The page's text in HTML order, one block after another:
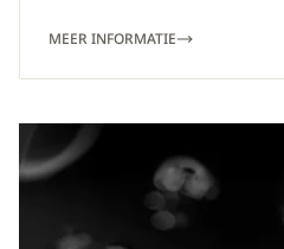
MEER INFORMATIE